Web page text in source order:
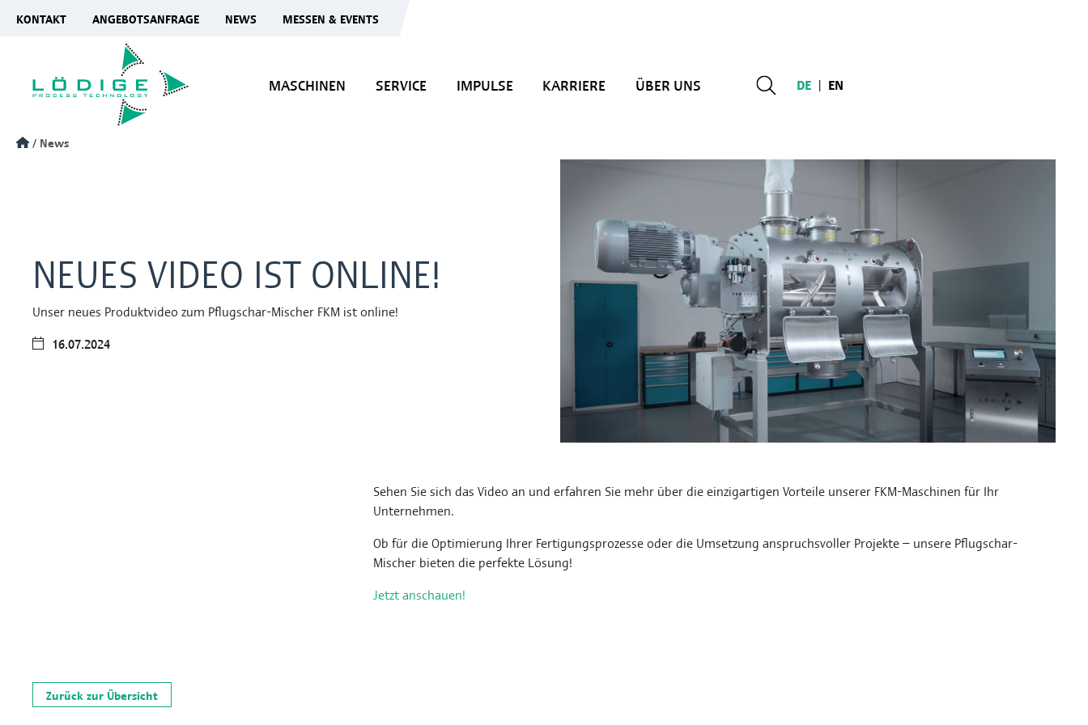
KONTAKT ANGEBOTSANFRAGE NEWS MESSEN & EVENTS
MASCHINEN SERVICE IMPULSE KARRIERE ÜBER UNS DE | EN
News
NEUES VIDEO IST ONLINE!
Unser neues Produktvideo zum Pflugschar-Mischer FKM ist online!
16.07.2024
Sehen Sie sich das Video an und erfahren Sie mehr über die einzigartigen Vorteile unserer FKM-Maschinen für Ihr
Unternehmen.
Ob für die Optimierung Ihrer Fertigungsprozesse oder die Umsetzung anspruchsvoller Projekte – unsere Pflugschar-
Mischer bieten die perfekte Lösung!
Jetzt anschauen!
Zurück zur Übersicht